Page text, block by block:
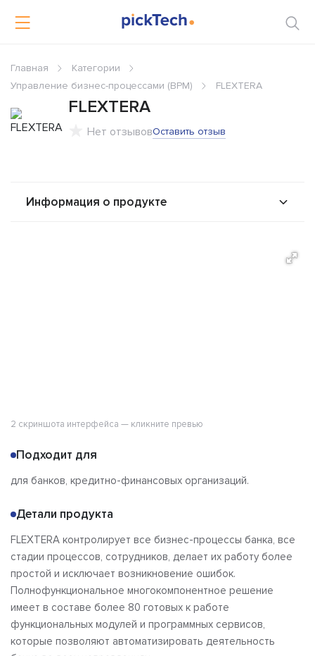
Главная
Категории
Управление бизнес-процессами (BPM)
FLEXTERA
FLEXTERA
Нет отзывовОставить отзыв
Информация о продукте
2 скриншота интерфейса — кликните превью
Подходит для
для банков, кредитно-финансовых организаций.
Детали продукта
FLEXTERA контролирует все бизнес-процессы банка, все
стадии процессов, сотрудников, делает их работу более
простой и исключает возникновение ошибок.
Полнофункциональное многокомпонентное решение
имеет в составе более 80 готовых к работе
функциональных модулей и программных сервисов,
которые позволяют автоматизировать деятельность